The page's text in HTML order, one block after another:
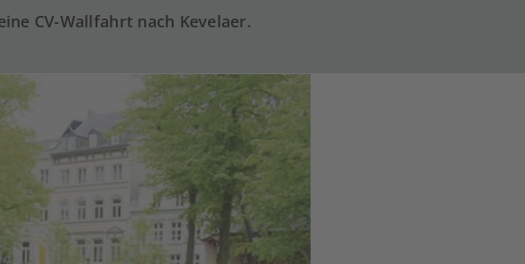
CV-Wallfahrt nach Kevelaer.